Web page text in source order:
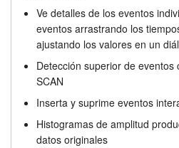
Distribuidores
Ve detalles de los eventos
eventos arrastrando los
ajustando los valores en un
Detección superior de eventos
SCAN
Inserta y suprime eventos
Histogramas de amplitud
datos originales